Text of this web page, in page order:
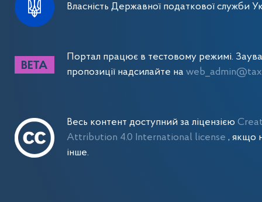
Власність Державної податкової служби
Портал працює в тестовому режимі.
пропозиції надсилайте на
Весь контент доступний за ліцензією
Attribution 4.0 International license, якщо
інше.